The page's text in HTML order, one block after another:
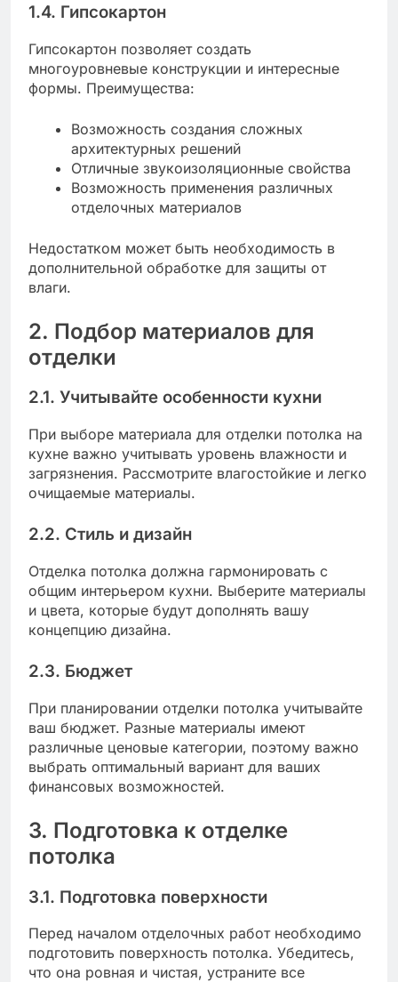
1.4. Гипсокартон
Гипсокартон позволяет создать
многоуровневые конструкции и интересные
формы. Преимущества:
Возможность создания сложных
архитектурных решений
Отличные звукоизоляционные свойства
Возможность применения различных
отделочных материалов
Недостатком может быть необходимость в
дополнительной обработке для защиты от
влаги.
2. Подбор материалов для
отделки
2.1. Учитывайте особенности кухни
При выборе материала для отделки потолка на
кухне важно учитывать уровень влажности и
загрязнения. Рассмотрите влагостойкие и легко
очищаемые материалы.
2.2. Стиль и дизайн
Отделка потолка должна гармонировать с
общим интерьером кухни. Выберите материалы
и цвета, которые будут дополнять вашу
концепцию дизайна.
2.3. Бюджет
При планировании отделки потолка учитывайте
ваш бюджет. Разные материалы имеют
различные ценовые категории, поэтому важно
выбрать оптимальный вариант для ваших
финансовых возможностей.
3. Подготовка к отделке
потолка
3.1. Подготовка поверхности
Перед началом отделочных работ необходимо
подготовить поверхность потолка. Убедитесь,
что она ровная и чистая, устраните все